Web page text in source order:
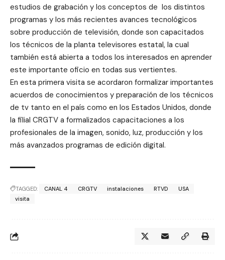
estudios de grabación y los conceptos de los distintos
programas y los más recientes avances tecnológicos
sobre producción de televisión, donde son capacitados
los técnicos de la planta televisores estatal, la cual
también está abierta a todos los interesados en aprender
este importante oficio en todas sus vertientes.
En esta primera visita se acordaron formalizar importantes
acuerdos de conocimientos y preparación de los técnicos
de tv tanto en el país como en los Estados Unidos, donde
la filial CRGTV a formalizados capacitaciones a los
profesionales de la imagen, sonido, luz, producción y los
más avanzados programas de edición digital.
TAGGED: CANAL 4 CRGTV instalaciones RTVD
USA
visita